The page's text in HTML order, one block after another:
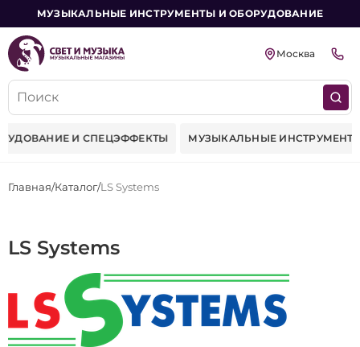
МУЗЫКАЛЬНЫЕ ИНСТРУМЕНТЫ И ОБОРУДОВАНИЕ
Москва
МУЗЫКАЛЬНЫЕ ИНСТРУМЕНТЫ ФЕРМЫ-
Главная Каталог LS Systems
LS Systems